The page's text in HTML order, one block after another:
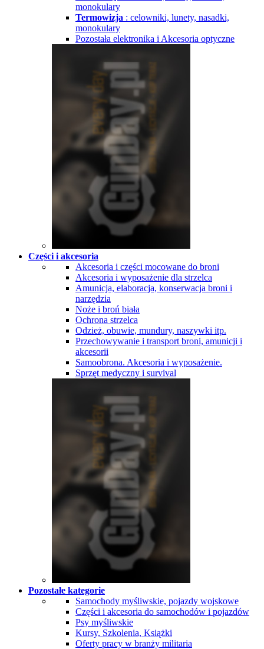
monokulary
Termowizja : celowniki, lunety, nasadki,
monokulary
Pozostała elektronika i Akcesoria optyczne
Części i akcesoria
Akcesoria i części mocowane do broni
Akcesoria i wyposażenie dla strzelca
Amunicja, elaboracja, konserwacja broni i
narzędzia
Noże i broń biała
Ochrona strzelca
Odzież, obuwie, mundury, naszywki itp.
Przechowywanie i transport broni, amunicji i
akcesorii
Samoobrona. Akcesoria i wyposażenie.
Sprzęt medyczny i survival
Pozostałe kategorie
Samochody myśliwskie, pojazdy wojskowe
Części i akcesoria do samochodów i pojazdów
Psy myśliwskie
Kursy, Szkolenia, Książki
Oferty pracy w branży militaria